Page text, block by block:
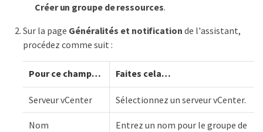
Créer un groupe de ressources.
Sur la page Généralités et notification de l'assistant,
procédez comme suit :
Pour ce champ… Faites cela…
Serveur vCenter Sélectionnez un serveur vCenter.
Nom
Entrez un nom pour le groupe de